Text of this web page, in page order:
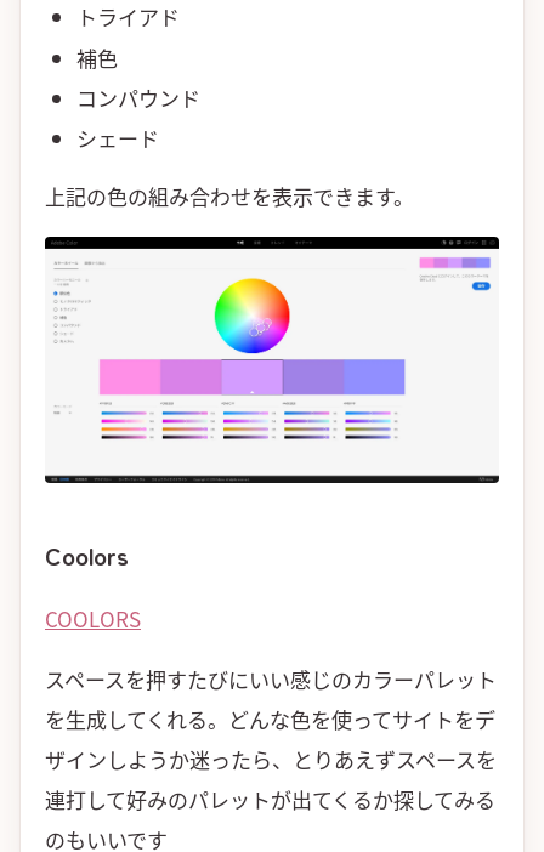
トライアド
補色
コンパウンド
シェード
上記の色の組み合わせを表示できます。
Coolors
COOLORS
スペースを押すたびにいい感じのカラーパレット
を生成してくれる。どんな色を使ってサイトをデ
ザインしようか迷ったら、とりあえずスペースを
連打して好みのパレットが出てくるか探してみる
のもいいです